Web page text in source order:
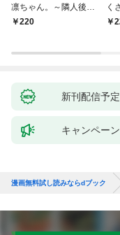
凛ちゃん。～隣人後輩
くんのイキすぎた執着
220
く
ッ
新刊配信予定
キャンペーン
漫画無料試し読みならdブック